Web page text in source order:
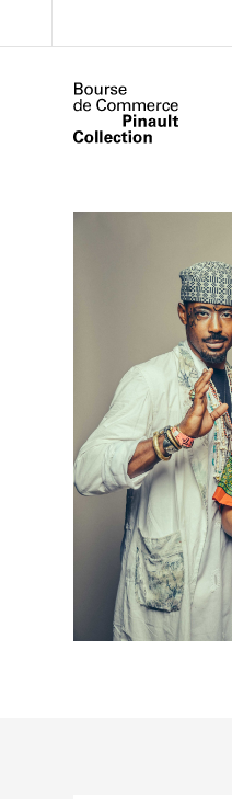
au
principal